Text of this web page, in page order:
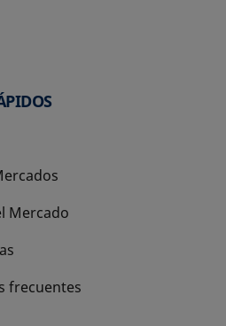
Mercado
frecuentes